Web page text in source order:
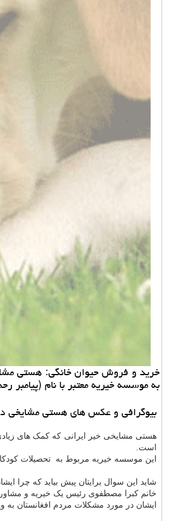
خرید و فروش حیوان خانگی: هستی
به موسسه خیریه معتبر با نام
بیوگرافی و عکس های هستی مشایخی
هستی مشایخی خیر ایرانی که کمک های
است.
این موسسه خیریه مربوط به تحصیلات
شاید این سوال برایتان پیش بیاید که چرا
خانم کبرا مصطفوی رئیس یک خیریه و
ایشان در مورد مشکلات مردم افغانستان